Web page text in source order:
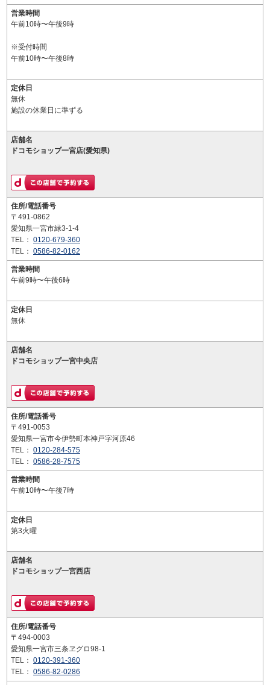
営業時間
午前10時〜午後9時
※受付時間
午前10時〜午後8時
定休日
無休
施設の休業日に準ずる
店舗名
ドコモショップ一宮店(愛知県)
住所/電話番号
〒491-0862
愛知県一宮市緑3-1-4
TEL： 0120-679-360
TEL： 0586-82-0162
営業時間
午前9時〜午後6時
定休日
無休
店舗名
ドコモショップ一宮中央店
住所/電話番号
〒491-0053
愛知県一宮市今伊勢町本神戸字河原46
TEL： 0120-284-575
TEL： 0586-28-7575
営業時間
午前10時〜午後7時
定休日
第3火曜
店舗名
ドコモショップ一宮西店
住所/電話番号
〒494-0003
愛知県一宮市三条ヱグロ98-1
TEL： 0120-391-360
TEL： 0586-82-0286